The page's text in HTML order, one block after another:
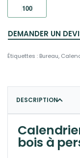
DEMANDER UN
Étiquettes : Bureau,
DESCRIPTION
bois à